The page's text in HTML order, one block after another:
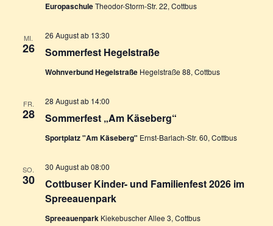
EuropaschuleTheodor-Storm-Str. 22, Cottbus
MI.
26 Sommerfest Hegelstraße
26 August ab 13:30
Wohnverbund Hegelstraße Hegelstraße 88, Cottbus
FR.
28 Sommerfest „Am Käseberg“
28 August ab 14:00
Sportplatz "Am Käseberg" Ernst-Barlach-Str. 60, Cottbus
SO.
30
Cottbuser Kinder- und Familienfest 2026 im
Spreeauenpark
30 August ab 08:00
Spreeauenpark Kiekebuscher Allee 3, Cottbus